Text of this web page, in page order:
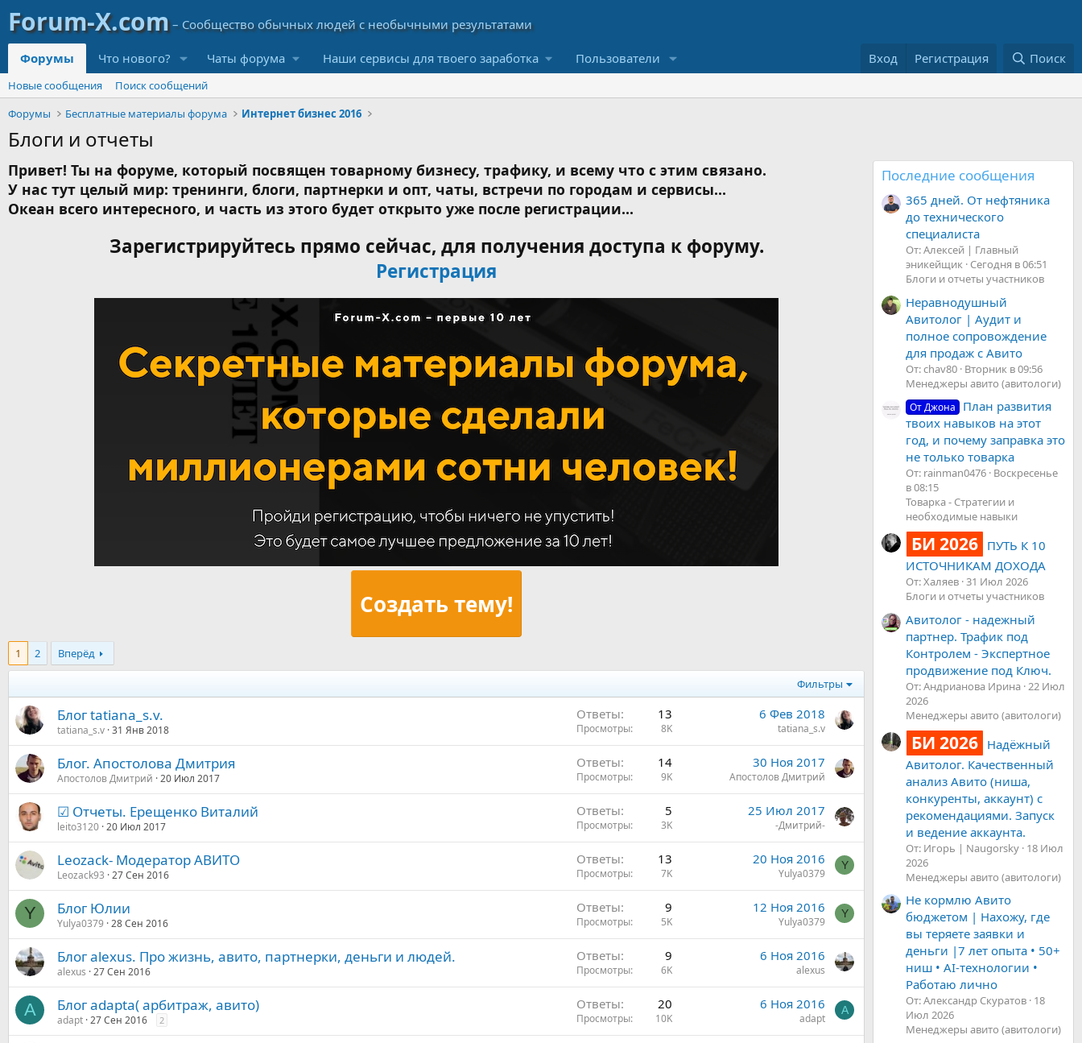
Форумы Что нового? Чаты форума Наши сервисы для твоего заработка Пользователи Вход Регистрация Поиск
Новые сообщения
Поиск сообщений
Форумы
Бесплатные материалы форума Интернет бизнес 2016
Блоги и отчеты
Привет! Ты на форуме, который посвящен товарному бизнесу, трафику, и всему что с этим связано.
У нас тут целый мир: тренинги, блоги, партнерки и опт, чаты, встречи по городам и сервисы...
Океан всего интересного, и часть из этого будет открыто уже после регистрации...
Зарегистрируйтесь прямо сейчас, для получения доступа к форуму.
Регистрация
Создать тему!
1 2 Вперёд
Фильтры
Блог tatiana_s.v.
tatiana_s.v 31 Янв 2018
Ответы 13
Просмотры 8K
6 Фев 2018
tatiana_s.v
Блог. Апостолова Дмитрия
Апостолов Дмитрий 20 Июл 2017
Ответы 14
Просмотры 9K
30 Ноя 2017
Апостолов Дмитрий
☑ Отчеты. Ерещенко Виталий
leito3120 20 Июл 2017
Ответы 5
Просмотры 3K
25 Июл 2017
-Дмитрий-
Leozack- Модератор АВИТО
Leozack93 27 Сен 2016
Ответы 13
Просмотры 7K
20 Ноя 2016
Yulya0379
Y
Y Блог Юлии
Yulya0379 28 Сен 2016
Ответы 9
Просмотры 5K
12 Ноя 2016
Yulya0379
Y
Блог alexus. Про жизнь, авито, партнерки, деньги и людей.
alexus 27 Сен 2016
Ответы 9
Просмотры 6K
6 Ноя 2016
alexus
A Блог adapta( арбитраж, авито)
adapt 27 Сен 2016 2
Ответы 20
Просмотры 10K
6 Ноя 2016
adapt
A
Последние сообщения
365 дней. От нефтяника
до технического
специалиста
От: Алексей | Главный
эникейщик Сегодня в 06:51
Блоги и отчеты участников
Неравнодушный
Авитолог | Аудит и
полное сопровождение
для продаж с Авито
От: chav80 Вторник в 09:56
Менеджеры авито (авитологи)
От Джона
План развития
твоих навыков на этот
год, и почему заправка это
не только товарка
От: rainman0476 Воскресенье
в 08:15
Товарка - Стратегии и
необходимые навыки
БИ 2026 ПУТЬ К 10
ИСТОЧНИКАМ ДОХОДА
От: Халяев 31 Июл 2026
Блоги и отчеты участников
Авитолог - надежный
партнер. Трафик под
Контролем - Экспертное
продвижение под Ключ.
От: Андрианова Ирина 22 Июл
2026
Менеджеры авито (авитологи)
БИ 2026 Надёжный
Авитолог. Качественный
анализ Авито (ниша,
конкуренты, аккаунт) с
рекомендациями. Запуск
и ведение аккаунта.
От: Игорь | Naugorsky 18 Июл
2026
Менеджеры авито (авитологи)
Не кормлю Авито
бюджетом | Нахожу, где
вы теряете заявки и
деньги |7 лет опыта • 50+
ниш • AI-технологии •
Работаю лично
От: Александр Скуратов 18
Июл 2026
Менеджеры авито (авитологи)